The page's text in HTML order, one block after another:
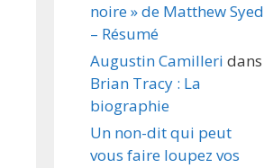
noire » de Matthew Syed
– Résumé
Augustin Camilleri dans
Brian Tracy : La
biographie
Un non-dit qui peut
vous faire loupez vos